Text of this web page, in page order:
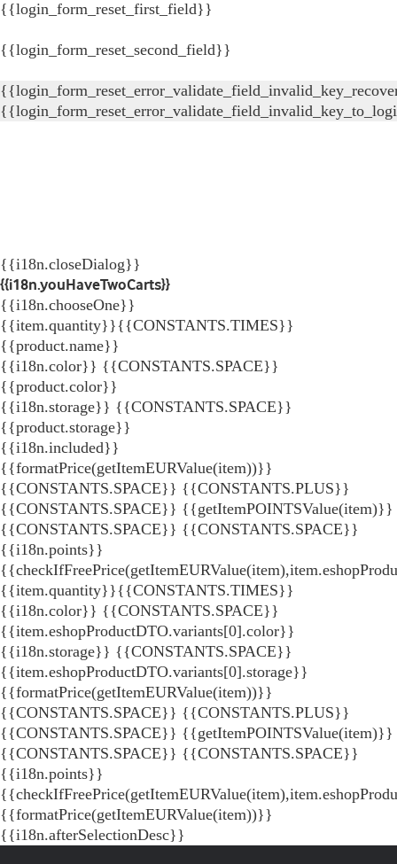
{{login_form_reset_first_field}}
{{login_form_reset_second_field}}
{{i18n.closeDialog}}
{{i18n.youHaveTwoCarts}}
{{i18n.chooseOne}}
{{item.quantity}}{{CONSTANTS.TIMES}}
{{product.name}}
{{i18n.color}} {{CONSTANTS.SPACE}}
{{product.color}}
{{i18n.storage}} {{CONSTANTS.SPACE}}
{{product.storage}}
{{i18n.included}}
{{formatPrice(getItemEURValue(item))}}
{{CONSTANTS.SPACE}} {{CONSTANTS.PLUS}}
{{CONSTANTS.SPACE}} {{getItemPOINTSValue(item)}}
{{CONSTANTS.SPACE}} {{CONSTANTS.SPACE}}
{{i18n.points}}
{{item.quantity}}{{CONSTANTS.TIMES}}
{{i18n.color}} {{CONSTANTS.SPACE}}
{{item.eshopProductDTO.variants[0].color}}
{{i18n.storage}} {{CONSTANTS.SPACE}}
{{item.eshopProductDTO.variants[0].storage}}
{{formatPrice(getItemEURValue(item))}}
{{CONSTANTS.SPACE}} {{CONSTANTS.PLUS}}
{{CONSTANTS.SPACE}} {{getItemPOINTSValue(item)}}
{{CONSTANTS.SPACE}} {{CONSTANTS.SPACE}}
{{i18n.points}}
{{formatPrice(getItemEURValue(item))}}
{{i18n.afterSelectionDesc}}